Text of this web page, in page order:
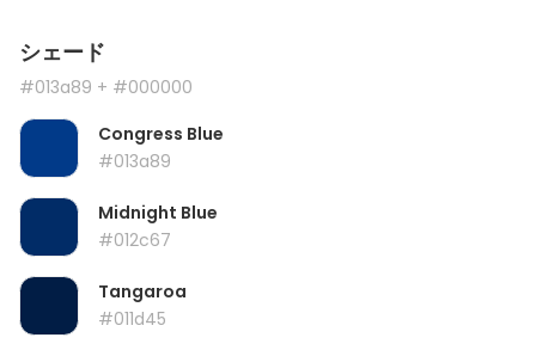
シェード
#013a89 + #000000
Congress Blue
#013a89
Midnight Blue
#012c67
Tangaroa
#011d45